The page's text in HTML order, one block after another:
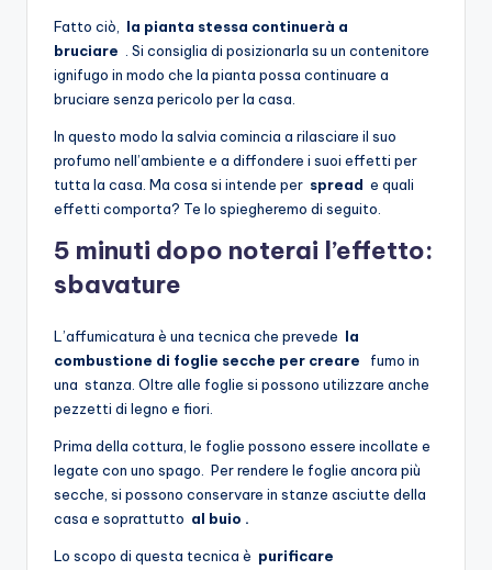
Fatto ciò, la pianta stessa continuerà a
bruciare . Si consiglia di posizionarla su un contenitore
ignifugo in modo che la pianta possa continuare a
bruciare senza pericolo per la casa.
In questo modo la salvia comincia a rilasciare il suo
profumo nell’ambiente e a diffondere i suoi effetti per
tutta la casa. Ma cosa si intende per spread e quali
effetti comporta? Te lo spiegheremo di seguito.
5 minuti dopo noterai l’effetto:
sbavature
L’affumicatura è una tecnica che prevede la
combustione di foglie secche per creare
fumo in
una stanza. Oltre alle foglie si possono utilizzare anche
pezzetti di legno e fiori.
Prima della cottura, le foglie possono essere incollate e
legate con uno spago. Per rendere le foglie ancora più
secche, si possono conservare in stanze asciutte della
casa e soprattutto al buio .
Lo scopo di questa tecnica è purificare